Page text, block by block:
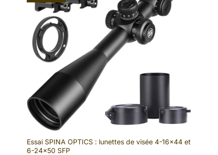
Essai SPINA OPTICS : lunettes de visée 4-16×44 et
6-24×50 SFP